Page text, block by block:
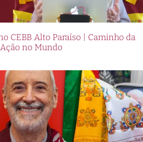
CEBB Alto Paraíso | Caminho da
Ação no Mundo